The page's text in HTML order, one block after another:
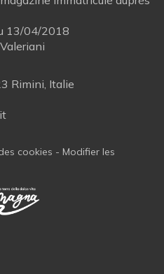
13/04/2018
Rimini, Italie
cookies - Modifier les